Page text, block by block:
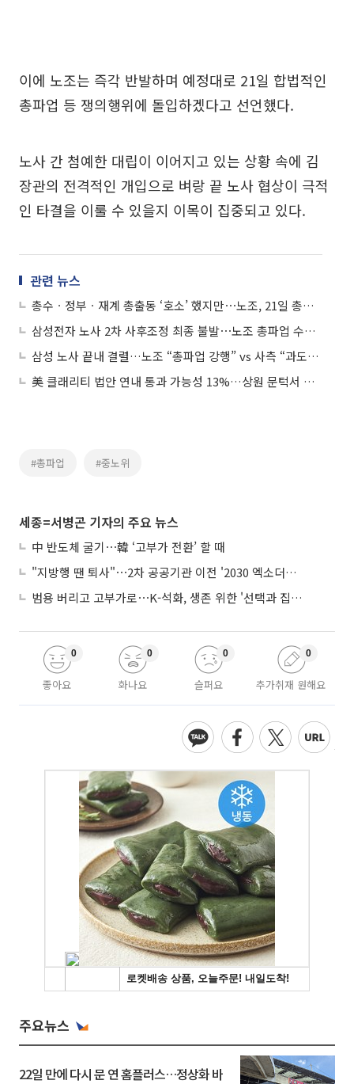
이에 노조는 즉각 반발하며 예정대로 21일 합법적인
총파업 등 쟁의행위에 돌입하겠다고 선언했다.
노사 간 첨예한 대립이 이어지고 있는 상황 속에 김
장관의 전격적인 개입으로 벼랑 끝 노사 협상이 극적
인 타결을 이룰 수 있을지 이목이 집중되고 있다.
관련 뉴스
총수ㆍ정부ㆍ재계 총출동 ‘호소’ 했지만⋯노조, 21일 총파업 강행 선언
삼성전자 노사 2차 사후조정 최종 불발⋯노조 총파업 수순 돌입
삼성 노사 끝내 결렬…노조 “총파업 강행” vs 사측 “과도한 요구 수용 못해”
美 클래리티 법안 연내 통과 가능성 13%…상원 문턱서 제동
#총파업 #중노위
세종=서병곤 기자의 주요 뉴스
中 반도체 굴기⋯韓 ‘고부가 전환’ 할 때
"지방행 땐 퇴사"⋯2차 공공기관 이전 '2030 엑소더스' 뇌관
범용 버리고 고부가로⋯K-석화, 생존 위한 '선택과 집중'
좋아요
0
화나요
0
슬퍼요
0
추가취재 원해요
0
주요뉴스
22일 만에 다시 문 연 홈플러스…정상화 바